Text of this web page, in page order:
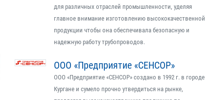
для различных отраслей промышленности, уделяя
главное внимание изготовлению высококачественной
продукции чтобы она обеспечивала безопасную и
надежную работу трубопроводов.
ООО «Предприятие «СЕНСОР»
ООО «Предприятие «СЕНСОР» создано в 1992 г. в городе
Кургане и сумело прочно утвердиться на рынке,